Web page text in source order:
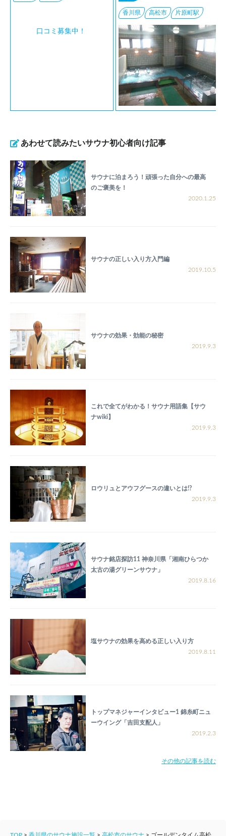
口コミ募集中！
香川県 高松市 片原町駅
あわせて読みたいサウナ初心者向け記事
サウナに泊まろう！頑張った自分への最高
のご褒美を！
2020.1.25
サウナの正しい入り方入門編
2019.10.5
サウナの効果・効能の秘密
2019.9.3
これで全てがわかる！サウナ用語集【サウ
ナwiki】
2019.9.3
ロウリュとアウフグースの違いとは!?
2019.9.3
サウナ銘店探訪11 神奈川県「湘南ひらつか
太古の湯グリーンサウナ」
2019.8.16
塩サウナの効果を高める正しい入り方
2019.8.11
トップマネジャーインタビュー1 錦糸町ニュ
ーウイング「吉田支配人」
2019.2.3
その他の記事を読む